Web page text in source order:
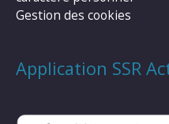
Gestion des cookies
Application SSR